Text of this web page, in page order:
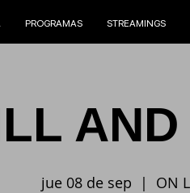
PROGRAMAS STREAMINGS
jue 08 de sep
  |
ON